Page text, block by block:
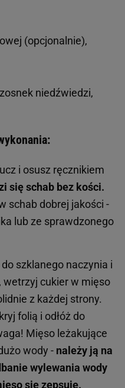
(opcjonalnie),
niedźwiedzi,
i osusz ręcznikiem
sięschab bez kości.
schab dobrej jakości -
lub ze sprawdzonego
szklanego naczynia i
wetrzyj cukier w mięso
z każdej strony.
folią i odłóż do
Mięso leżakujące
wody - należy ją na
wylewania wody
się zepsuje.